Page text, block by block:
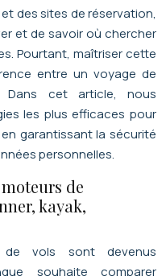
des sites de réservation,
et de savoir où chercher
Pourtant, maîtriser cette
entre un voyage de
cet article, nous
les plus efficaces pour
garantissant la sécurité
personnelles.
de
kayak,
vols sont devenus
souhaite comparer